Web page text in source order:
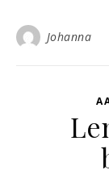
Johanna